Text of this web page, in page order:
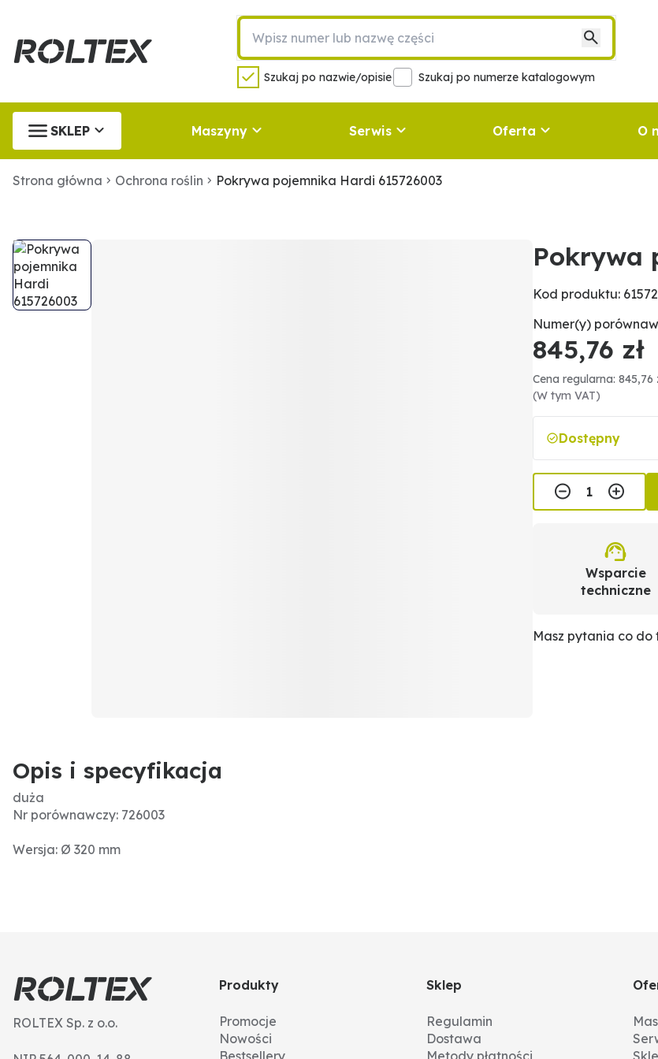
Szukaj po nazwie/opisie Szukaj po numerze katalogowym
SKLEP Maszyny Serwis Oferta O
Strona główna Ochrona roślin Pokrywa pojemnika Hardi 615726003
Pokrywa
Kod produktu:
Numer(y)
845,76 zł
Cena regularna: 845,76
(W tym VAT)
Dostępny
Wsparcie
techniczne
Masz pytania co
Opis i specyfikacja
duża
Nr porównawczy: 726003
Wersja: Ø 320 mm
ROLTEX Sp. z o.o.
Produkty
Promocje
Nowości
Bestsellery
Sklep
Regulamin
Dostawa
Metody płatności